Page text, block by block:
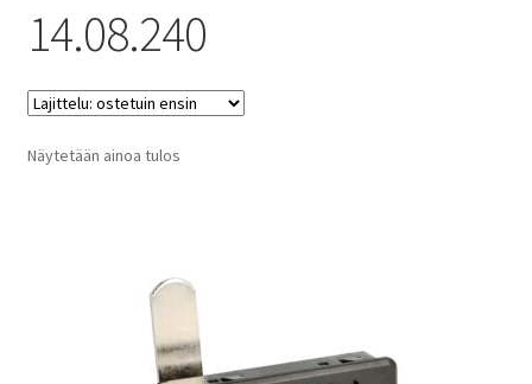
yksityisyyttä
peruuttamisoikeus
Ottaa yhteyttä
14.08.240
Näytetään ainoa tulos